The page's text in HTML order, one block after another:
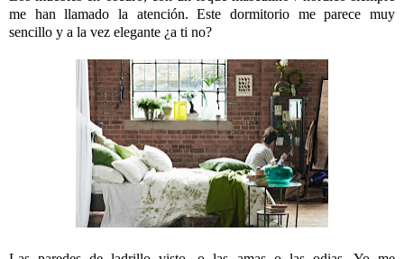
me han llamado la atención. Este dormitorio me parece muy
sencillo y a la vez elegante ¿a ti no?